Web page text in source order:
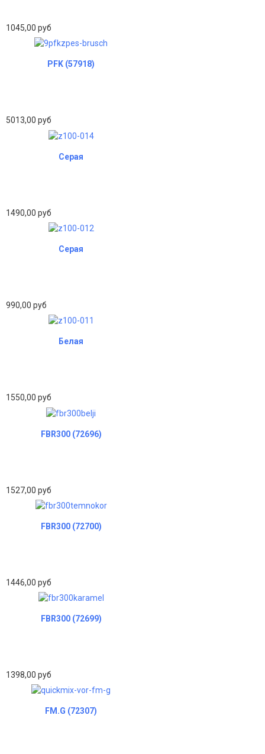
1045,00 руб
PFK (57918)
5013,00 руб
Серая
1490,00 руб
Серая
990,00 руб
Белая
1550,00 руб
FBR300 (72696)
1527,00 руб
FBR300 (72700)
1446,00 руб
FBR300 (72699)
1398,00 руб
FM.G (72307)